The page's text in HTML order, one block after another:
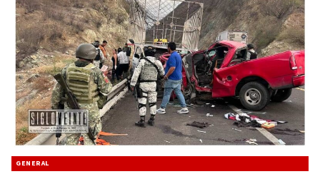
GENERAL